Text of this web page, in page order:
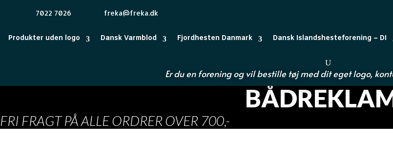
7022 7026 freka@freka.dk
Produkter uden logo Dansk Varmblod Fjordhesten Danmark Dansk Islandshesteforening – DI
Er du en forening og vil bestille tøj med dit eget logo,
FRI FRAGT PÅ ALLE ORDRER OVER 700,-